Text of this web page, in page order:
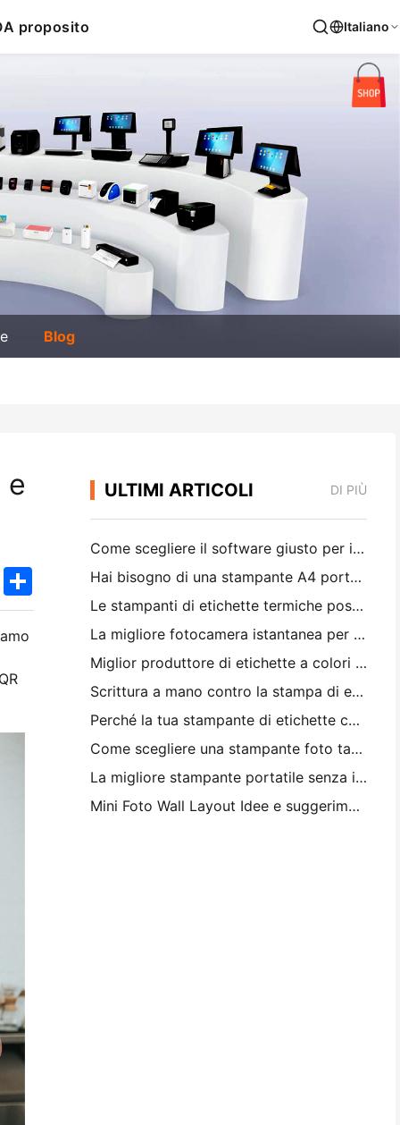
A proposito Italiano
Blog
e
TwitterShare
ULTIMI ARTICOLI DI PIÙ
Come scegliere il software giusto per il tuo ristorante di piccole o medie dimensioni
Hai bisogno di una stampante A4 portatile per le fatture di magazzino? Cosa funziona davvero
Le stampanti di etichette termiche possono fare etichette impermeabili per prodotti di piccole imprese?
La migliore fotocamera istantanea per i principianti che non vogliono sprecare carta
Miglior produttore di etichette a colori per il journaling e lo scrapbooking: aggiungere più colori ad ogni pagina
Scrittura a mano contro la stampa di etichette di spedizione: consigli per le piccole imprese nel 2026
Perché la tua stampante di etichette continua a bloccare?
Come scegliere una stampante foto tascabile: una guida completa per gli utenti di giornali, viaggi e iPhone
La migliore stampante portatile senza inchiostro per viaggi, scuola e lavoro mobile: Hanin MT620 Pro Recensione
Mini Foto Wall Layout Idee e suggerimenti per la decorazione della camera da letto e del dormitorio